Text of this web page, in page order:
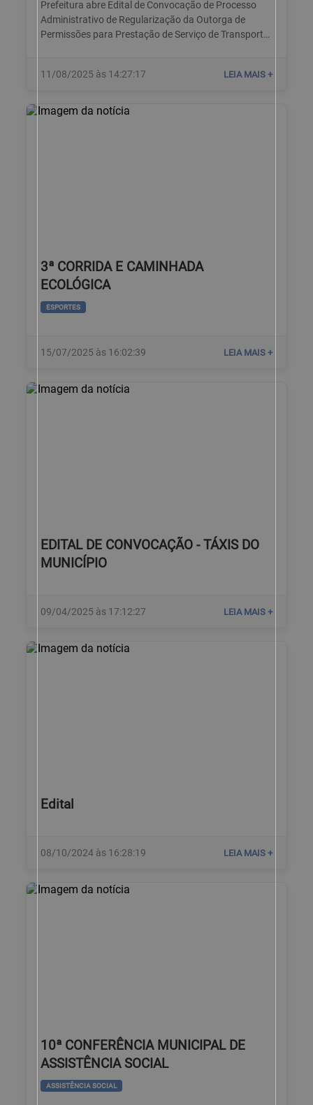
Prefeitura abre Edital de Convocação de Processo
Administrativo de Regularização da Outorga de
Permissões para Prestação de Serviço de Transporte
11/08/2025 às 14:27:17 LEIA MAIS +
3ª CORRIDA E CAMINHADA
ECOLÓGICA
ESPORTES
15/07/2025 às 16:02:39 LEIA MAIS +
EDITAL DE CONVOCAÇÃO - TÁXIS DO
MUNICÍPIO
09/04/2025 às 17:12:27 LEIA MAIS +
Edital
08/10/2024 às 16:28:19 LEIA MAIS +
10ª CONFERÊNCIA MUNICIPAL DE
ASSISTÊNCIA SOCIAL
ASSISTÊNCIA SOCIAL